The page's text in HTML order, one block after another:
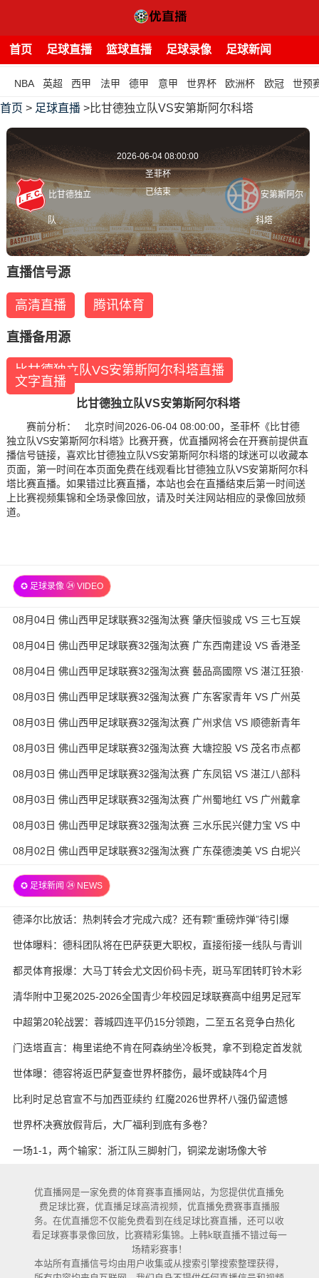
首页 足球直播 篮球直播 足球录像 足球新闻
NBA 英超 西甲 法甲 德甲 意甲 世界杯 欧洲杯 欧冠 世预
首页 > 足球直播 >比甘德独立队VS安第斯阿尔科塔
比甘德独立
队
2026-06-04 08:00:00
圣菲杯
已结束
安第斯阿尔
科塔
直播信号源
高清直播 腾讯体育
直播备用源
比甘德独立队VS安第斯阿尔科塔直播
文字直播
比甘德独立队VS安第斯阿尔科塔
赛前分析： 北京时间2026-06-04 08:00:00，圣菲杯《比甘德
独立队VS安第斯阿尔科塔》比赛开赛，优直播网将会在开赛前提供直
播信号链接，喜欢比甘德独立队VS安第斯阿尔科塔的球迷可以收藏本
页面，第一时间在本页面免费在线观看比甘德独立队VS安第斯阿尔科
塔比赛直播。如果错过比赛直播，本站也会在直播结束后第一时间送
上比赛视频集锦和全场录像回放，请及时关注网站相应的录像回放频
道。
✪ 足球录像 ㉔ VIDEO
08月04日 佛山西甲足球联赛32强淘汰赛 肇庆恒骏成 VS 三七互娱
全场录像
08月04日 佛山西甲足球联赛32强淘汰赛 广东西南建设 VS 香港圣
徒 全场录像
08月04日 佛山西甲足球联赛32强淘汰赛 藝品高國際 VS 湛江狂狼·
粵辉能源 全场录像
08月03日 佛山西甲足球联赛32强淘汰赛 广东客家青年 VS 广州英
华思力U17 全场录像
08月03日 佛山西甲足球联赛32强淘汰赛 广州求信 VS 顺德新青年
全场录像
08月03日 佛山西甲足球联赛32强淘汰赛 大塘控股 VS 茂名市点都
得 全场录像
08月03日 佛山西甲足球联赛32强淘汰赛 广东凤铝 VS 湛江八部科
技 全场录像
08月03日 佛山西甲足球联赛32强淘汰赛 广州蜀地红 VS 广州戴拿
模 全场录像
08月03日 佛山西甲足球联赛32强淘汰赛 三水乐民兴健力宝 VS 中
国澳门澳科精英 全场录像
08月02日 佛山西甲足球联赛32强淘汰赛 广东葆德澳美 VS 白坭兴
✪ 足球新闻 ㉔ NEWS
德泽尔比放话：热刺转会才完成六成？还有颗“重磅炸弹”待引爆
世体曝料：德科团队将在巴萨获更大职权，直接衔接一线队与青训
都灵体育报爆：大马丁转会尤文因价码卡壳，斑马军团转盯铃木彩
艳与维卡里奥
清华附中卫冕2025-2026全国青少年校园足球联赛高中组男足冠军
中超第20轮战罢：蓉城四连平仍15分领跑，二至五名竞争白热化
门迭塔直言：梅里诺绝不肯在阿森纳坐冷板凳，拿不到稳定首发就
考虑另寻出路
世体曝：德容将返巴萨复查世界杯膝伤，最坏或缺阵4个月
比利时足总官宣不与加西亚续约 红魔2026世界杯八强仍留遗憾
世界杯决赛放假背后，大厂福利到底有多卷？
一场1-1，两个输家：浙江队三脚射门，铜梁龙谢场像大爷
优直播网是一家免费的体育赛事直播网站，为您提供优直播免
费足球比赛，优直播足球高清视频，优直播免费赛事直播服
务。在优直播您不仅能免费看到在线足球比赛直播，还可以收
看足球赛事录像回放，比赛精彩集锦。上韩k联直播不错过每一
场精彩赛事！
本站所有直播信号均由用户收集或从搜索引擎搜索整理获得，